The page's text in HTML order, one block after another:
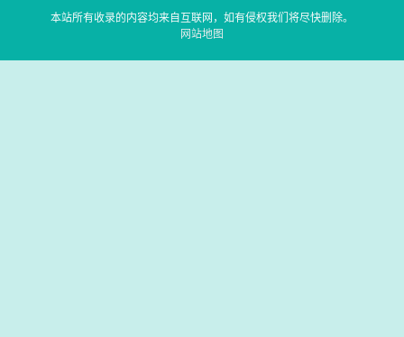
本站所有收录的内容均来自互联网，如有侵权我们将尽快删除。
网站地图